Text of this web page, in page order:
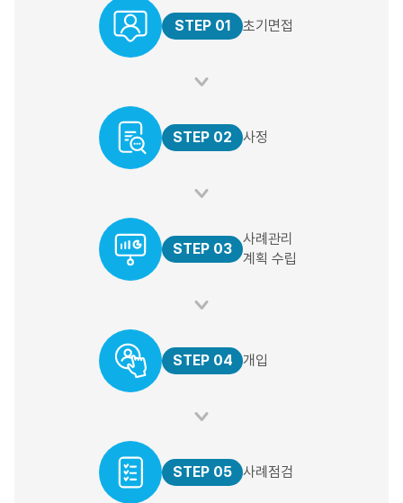
STEP 01 초기면접
STEP 02 사정
STEP 03
사례관리
계획 수립
STEP 04 개입
STEP 05 사례점검